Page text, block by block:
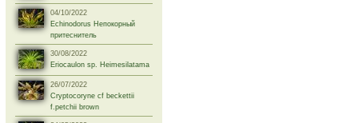
04/10/2022
Echinodorus Непокорный
притеснитель
30/08/2022
Eriocaulon sp. Heimesilatama
26/07/2022
Cryptocoryne cf beckettii
f.petchii brown